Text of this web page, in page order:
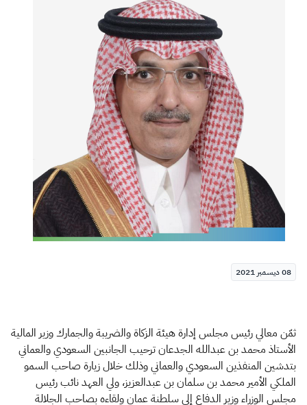
الجمارك
ضريبة القيمة المضافة
الإقرار الضريبي
التصرفات العقارية
08 ديسمبر 2021
ثمّن معالي رئيس مجلس إدارة هيئة الزكاة والضريبة والجمارك وزير المالية
الأستاذ محمد بن عبدالله الجدعان ترحيب الجانبين السعودي والعماني
بتدشين المنفذين السعودي والعماني وذلك خلال زيارة صاحب السمو
الملكي الأمير محمد بن سلمان بن عبدالعزيز، ولي العهد نائب رئيس
مجلس الوزراء وزير الدفاع إلى سلطنة عمان ولقاءه بصاحب الجلالة